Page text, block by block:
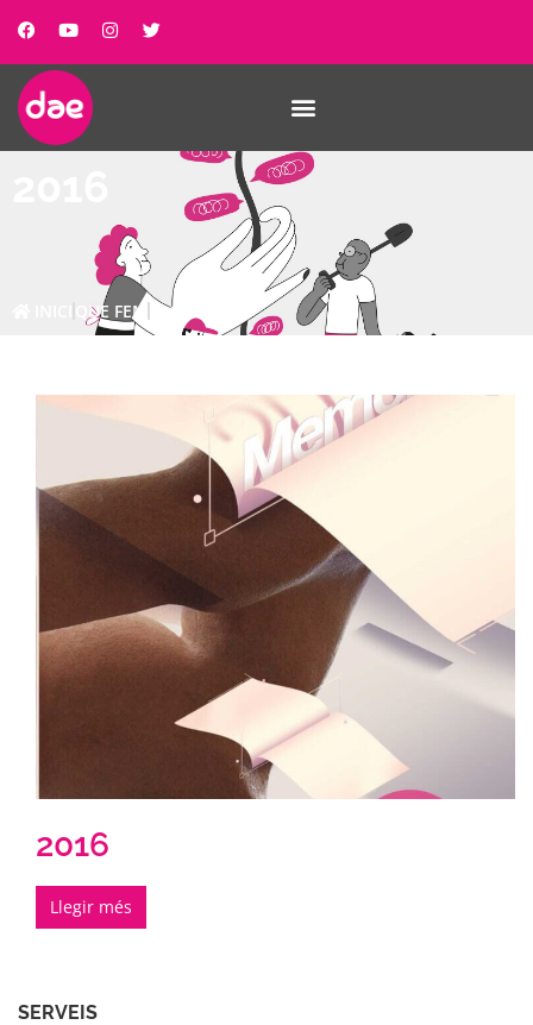
QUE FEM 2016
SERVEIS
2016
Llegir més